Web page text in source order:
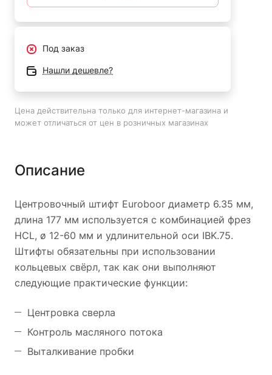
Под заказ
Нашли дешевле?
Цена действительна только для интернет-магазина и
может отличаться от цен в розничных магазинах
Описание
Центровочный штифт Euroboor диаметр 6.35 мм,
длина 177 мм используется с комбинацией фрез
HCL, ø 12-60 мм и удлинительной оси IBK.75.
Штифты обязательны при использовании
кольцевых свёрл, так как они выполняют
следующие практические функции:
Центровка сверла
Контроль масляного потока
Выталкивание пробки